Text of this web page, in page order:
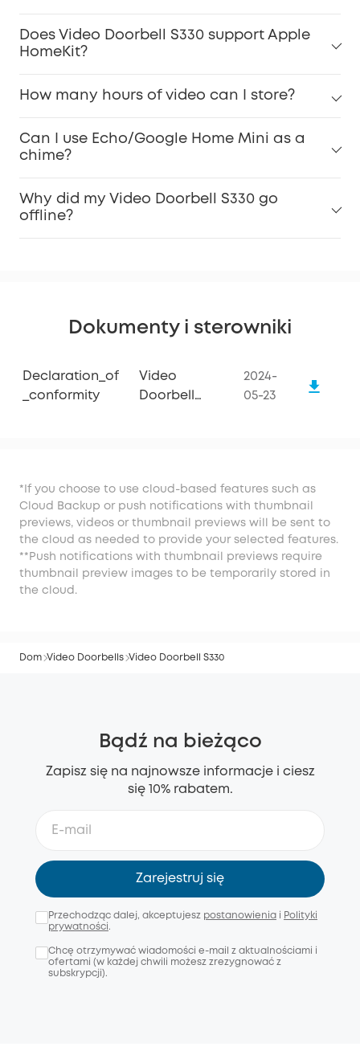
Does Video Doorbell S330 support Apple
HomeKit?
How many hours of video can I store?
Can I use Echo/Google Home Mini as a
chime?
Why did my Video Doorbell S330 go
offline?
Dokumenty i sterowniki
Declaration_of
_conformity
Video
Doorbell
2024-
05-23
*If you choose to use cloud-based features such as
Cloud Backup or push notifications with thumbnail
previews, videos or thumbnail previews will be sent to
the cloud as needed to provide your selected features.
**Push notifications with thumbnail previews require
thumbnail preview images to be temporarily stored in
the cloud.
Dom Video Doorbells Video Doorbell S330
Bądź na bieżąco
Zapisz się na najnowsze informacje i ciesz
się 10% rabatem.
Zarejestruj się
Przechodząc dalej, akceptujesz postanowienia i Polityki
prywatności.
Chcę otrzymywać wiadomości e-mail z aktualnościami i
ofertami (w każdej chwili możesz zrezygnować z
subskrypcji).